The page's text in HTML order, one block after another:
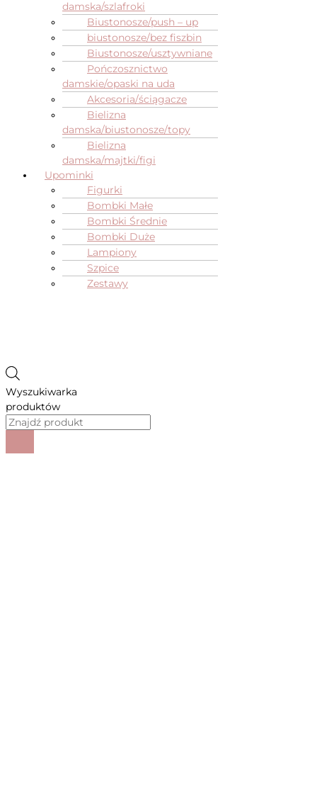
damska/szlafroki
Biustonosze/push – up
biustonosze/bez fiszbin
Biustonosze/usztywniane
Pończosznictwo
damskie/opaski na uda
Akcesoria/ściągacze
Bielizna
damska/biustonosze/topy
Bielizna
damska/majtki/figi
Upominki
Figurki
Bombki Małe
Bombki Średnie
Bombki Duże
Lampiony
Szpice
Zestawy
Wyszukiwarka
produktów